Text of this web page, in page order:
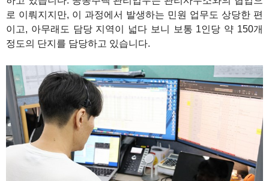
로 이뤄지지만, 이 과정에서 발생하는 민원 업무도 상당한 편
이고, 아무래도 담당 지역이 넓다 보니 보통 1인당 약 150개
정도의 단지를 담당하고 있습니다.